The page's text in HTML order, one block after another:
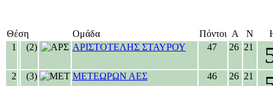
Θέση Ομάδα Πόντοι Α Ν
1
(2) ΑΡΙΣΤΟΤΕΛΗΣ ΣΤΑΥΡΟΥ 47 26 21
2 (3) ΜΕΤΕΩΡΩΝ ΑΕΣ 46 26 21